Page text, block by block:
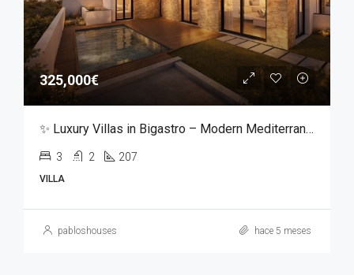
325,000€
✨ Luxury Villas in Bigastro – Modern Mediterranean Living ✨
3 2 207
VILLA
pabloshouses hace 5 meses